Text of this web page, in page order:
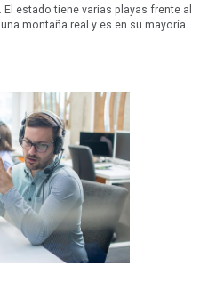
estado tiene varias playas frente al
montaña real y es en su mayoría